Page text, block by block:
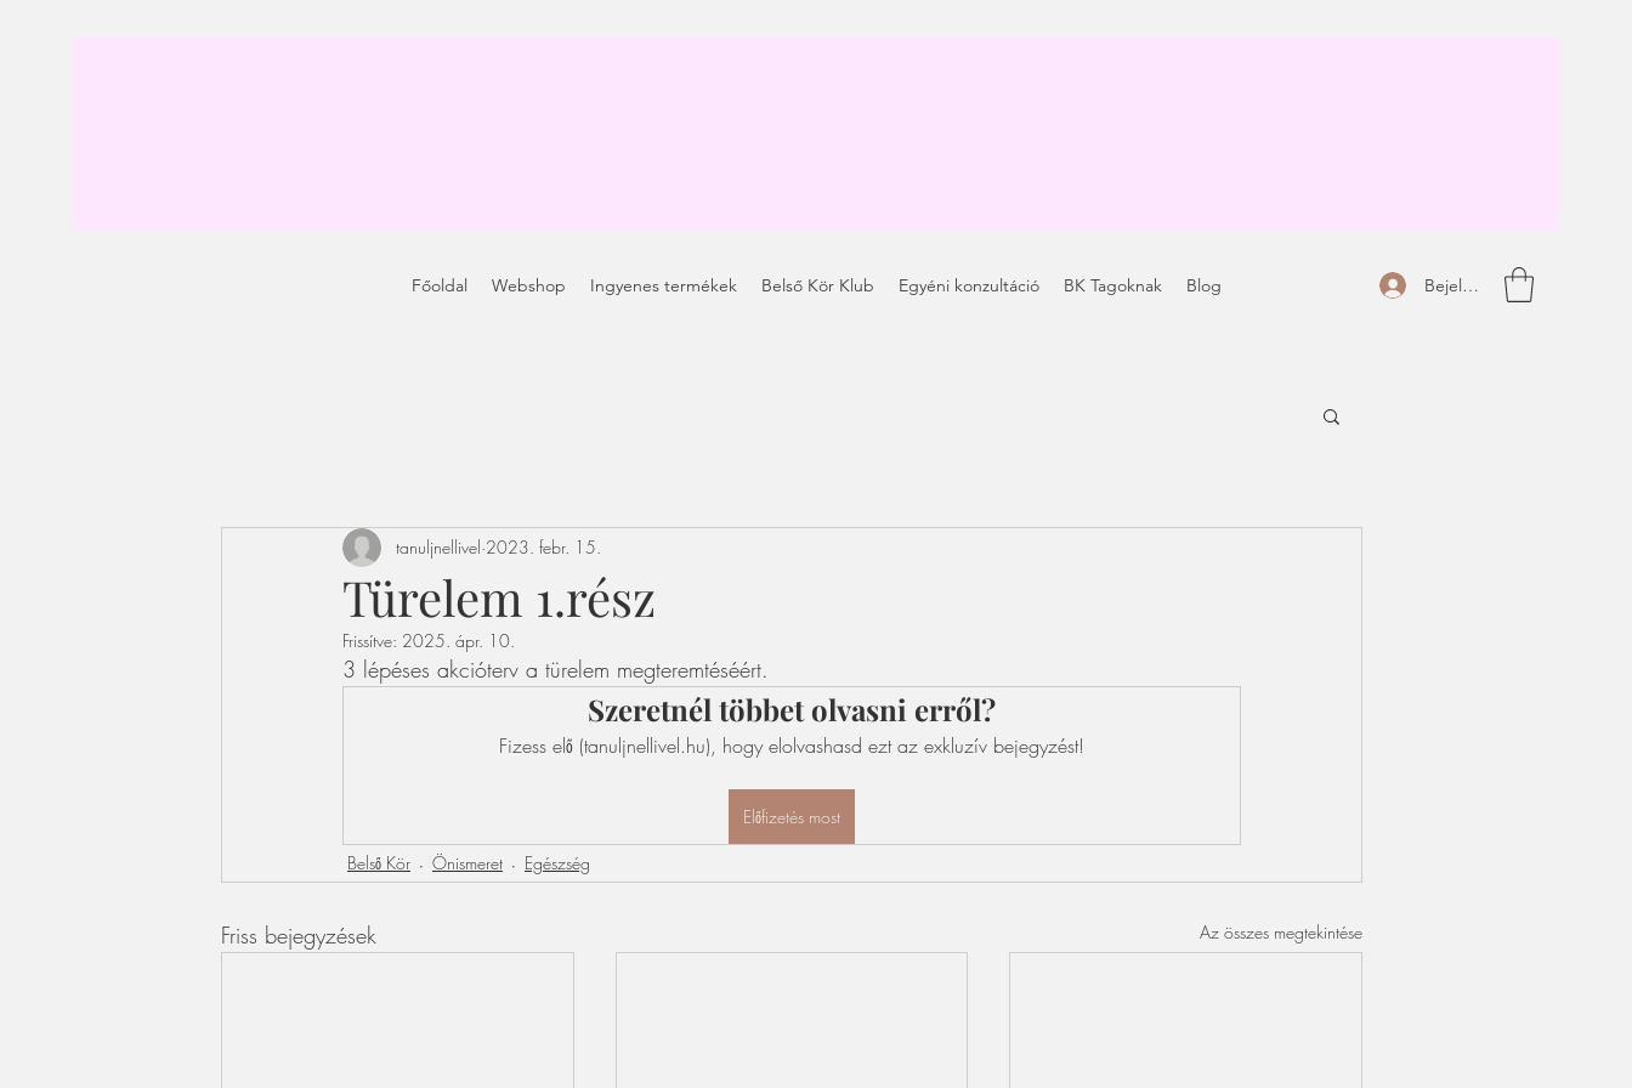
Főoldal Webshop Ingyenes termékek Belső Kör Klub Egyéni konzultáció BK Tagoknak Blog Bejelentkezés
Türelem 1.rész
tanuljnellivel 2023. febr. 15.
Frissítve: 2025. ápr. 10.
3 lépéses akcióterv a türelem megteremtéséért.
Szeretnél többet olvasni erről?
Fizess elő (tanuljnellivel.hu), hogy elolvashasd ezt az exkluzív bejegyzést!
Előfizetés most
Belső Kör Önismeret Egészség
Friss bejegyzések Az összes megtekintése